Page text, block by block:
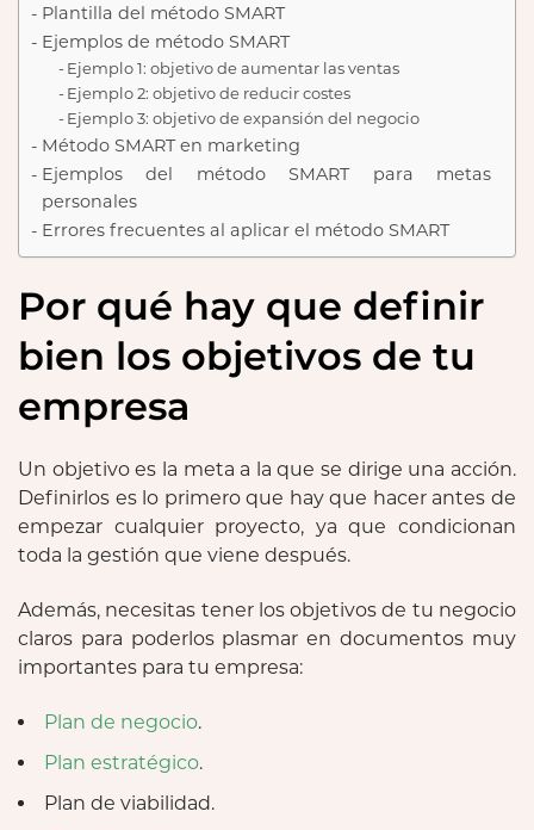
Plantilla del método SMART
Ejemplos de método SMART
Ejemplo 1: objetivo de aumentar las ventas
Ejemplo 2: objetivo de reducir costes
Ejemplo 3: objetivo de expansión del negocio
Método SMART en marketing
Ejemplos del método SMART para metas
personales
Errores frecuentes al aplicar el método SMART
Por qué hay que definir
bien los objetivos de tu
empresa
Un objetivo es la meta a la que se dirige una acción.
Definirlos es lo primero que hay que hacer antes de
empezar cualquier proyecto, ya que condicionan
toda la gestión que viene después.
Además, necesitas tener los objetivos de tu negocio
claros para poderlos plasmar en documentos muy
importantes para tu empresa:
Plan de negocio.
Plan estratégico.
Plan de viabilidad.